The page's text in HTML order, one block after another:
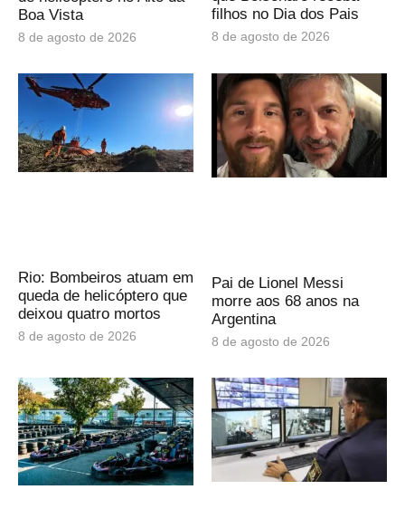
Boa Vista
8 de agosto de 2026
filhos no Dia dos Pais
8 de agosto de 2026
Rio: Bombeiros atuam em
queda de helicóptero que
deixou quatro mortos
8 de agosto de 2026
Pai de Lionel Messi
morre aos 68 anos na
Argentina
8 de agosto de 2026